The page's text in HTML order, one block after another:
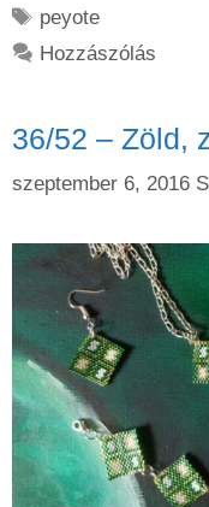
Címkék
peyote
Hozzászólás
36/52 – Zöld,
szeptember 6, 2016